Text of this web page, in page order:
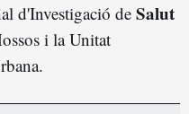
d'Investigació de Salut
i la Unitat